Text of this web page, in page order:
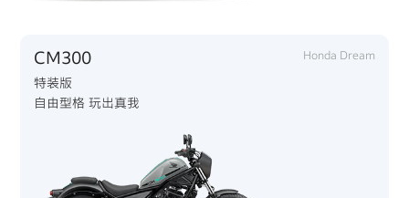
CM300 Honda Dream
特装版
自由型格 玩出真我